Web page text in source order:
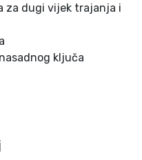
za dugi vijek trajanja i
ključa